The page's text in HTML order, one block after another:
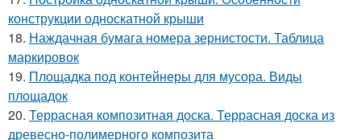
конструкции односкатной крыши
18. Наждачная бумага номера зернистости. Таблица
маркировок
19. Площадка под контейнеры для мусора. Виды
площадок
20. Террасная композитная доска. Террасная доска из
древесно-полимерного композита